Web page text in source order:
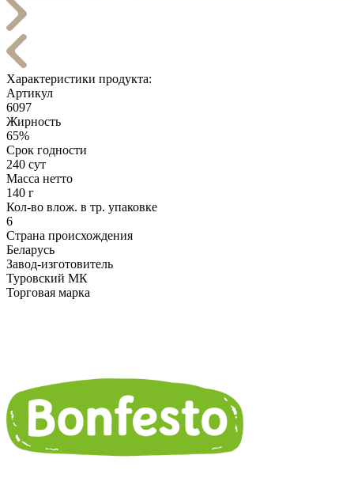
Характеристики продукта:
Артикул
6097
Жирность
65%
Срок годности
240 сут
Масса нетто
140 г
Кол-во влож. в тр. упаковке
6
Страна происхождения
Беларусь
Завод-изготовитель
Туровский МК
Торговая марка